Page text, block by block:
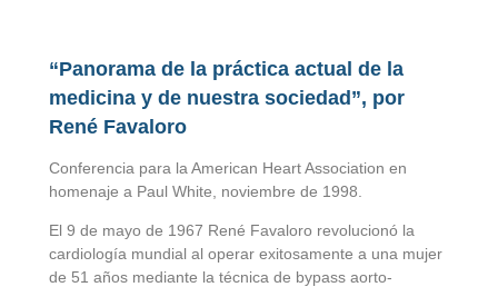
“Panorama de la práctica actual de la
medicina y de nuestra sociedad”, por
René Favaloro
Conferencia para la American Heart Association en
homenaje a Paul White, noviembre de 1998.
El 9 de mayo de 1967 René Favaloro revolucionó la
cardiología mundial al operar exitosamente a una mujer
de 51 años mediante la técnica de bypass aorto-